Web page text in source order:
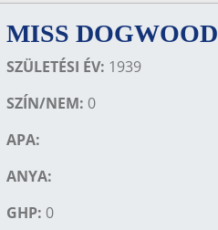
MISS DOGWOOD
SZÜLETÉSI ÉV: 1939
SZÍN/NEM: 0
APA:
ANYA:
GHP: 0